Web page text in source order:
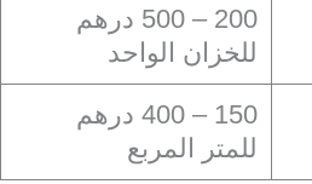
200 – 500 درهم
للخزان الواحد
150 – 400 درهم
للمتر المربع